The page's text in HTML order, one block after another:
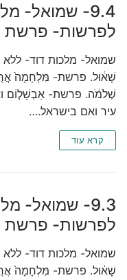
9.4- שמואל-
לפרשות-
שמואל- מלכות דוד-
שָׁא֔וּל. פרשת- מִּלְחָמָה֙
שְׁלֹמֹ֔ה. פרשת- אַבְשָׁל֧וֹם
עיר ואם בישראל.…
קרא עוד
9.3- שמואל-
לפרשות- פרשת
שמואל- מלכות דוד-
שָׁא֔וּל. פרשת- מִּלְחָמָה֙